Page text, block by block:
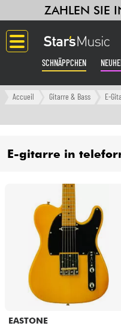
ZAHLEN SIE
SCHNÄPPCHEN
Langue
Verstärker & Effekte
Klaviere & Piano
Synths & samplers
Studio
Kopfhörer
Accueil Gitarre & Bass E-
E-gitarre in
EASTONE